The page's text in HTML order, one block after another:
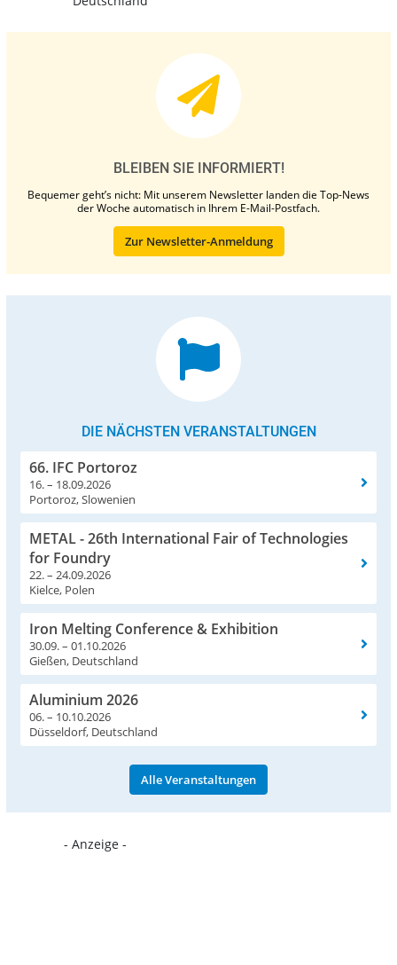
BLEIBEN SIE INFORMIERT!
Bequemer geht’s nicht: Mit unserem Newsletter landen die Top-News
der Woche automatisch in Ihrem E-Mail-Postfach.
Zur Newsletter-Anmeldung
DIE NÄCHSTEN VERANSTALTUNGEN
66. IFC Portoroz
16. – 18.09.2026
Portoroz, Slowenien
METAL - 26th International Fair of Technologies
for Foundry
22. – 24.09.2026
Kielce, Polen
Iron Melting Conference & Exhibition
30.09. – 01.10.2026
Gießen, Deutschland
Aluminium 2026
06. – 10.10.2026
Düsseldorf, Deutschland
Alle Veranstaltungen
- Anzeige -